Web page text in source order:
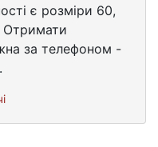
є розміри 60,
Отримати
за телефоном -